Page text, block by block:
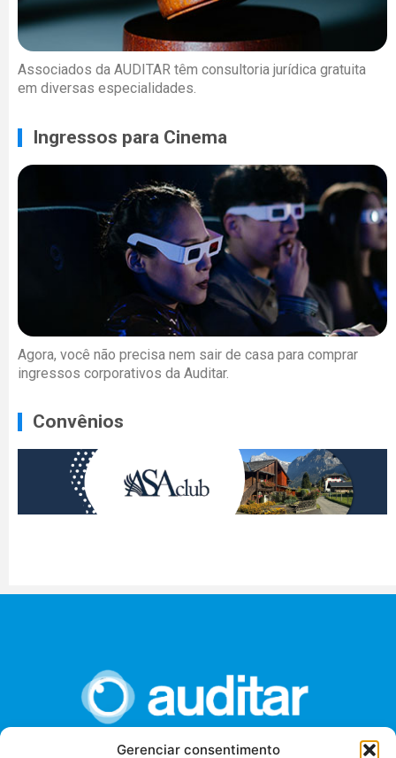
Gerenciar consentimento
Associados da AUDITAR têm consultoria jurídica gratuita
em diversas especialidades.
Ingressos para Cinema
Agora, você não precisa nem sair de casa para comprar
ingressos corporativos da Auditar.
Convênios